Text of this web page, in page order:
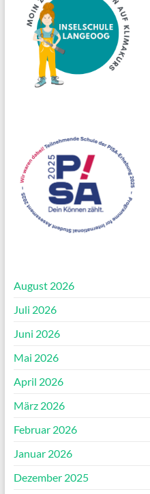
August 2026
Juli 2026
Juni 2026
Mai 2026
April 2026
März 2026
Februar 2026
Januar 2026
Dezember 2025